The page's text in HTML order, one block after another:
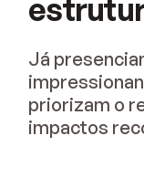
Já
priorizam o
impactos